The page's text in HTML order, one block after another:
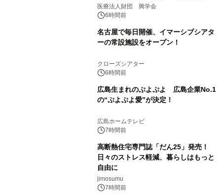
療計画」をテーマに専門監修
医療法人財団 興学会
6時間前
名古屋で毎日開催、イマーシブシアタ
ーの常設施設をオープン！
クローズシアター
6時間前
広島生まれのぷよぷよ 広島企業No.1
の“ぷよぷよ愛”が決定！
広島ホームテレビ
7時間前
高断熱住宅専門誌「だん25」発売！
日々のストレス軽減、暮らしはもっと
自由に
jimosumu
7時間前